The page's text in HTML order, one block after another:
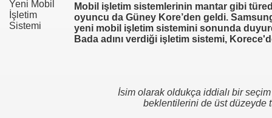
Mobil işletim sistemlerinin mantar gibi
oyuncu da Güney Kore’den geldi.
yeni mobil işletim sistemini sonunda
Bada adını verdiği işletim sistemi,
İsim olarak oldukça iddialı bir
beklentilerini de üst düzeyde